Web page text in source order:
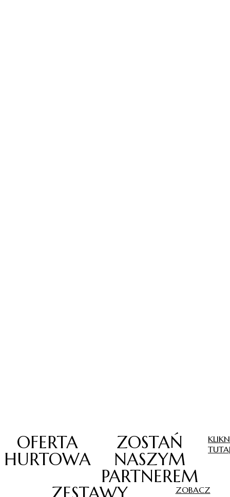
OFERTA
HURTOWA
ZOSTAŃ
NASZYM
PARTNEREM
ZOBACZ